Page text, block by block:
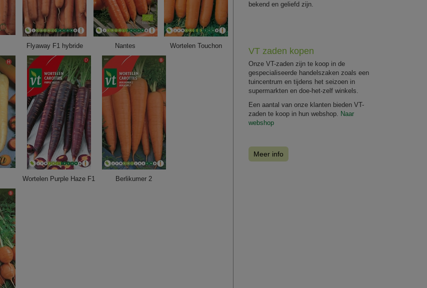
Flyaway F1 hybride Nantes Wortelen Touchon
Wortelen Purple Haze F1 Berlikumer 2
bekend en geliefd zijn.
VT zaden kopen
Onze VT-zaden zijn te koop in de
gespecialiseerde handelszaken zoals een
tuincentrum en tijdens het seizoen in
supermarkten en doe-het-zelf winkels.
Een aantal van onze klanten bieden VT-
zaden te koop in hun webshop. Naar
webshop
Meer info